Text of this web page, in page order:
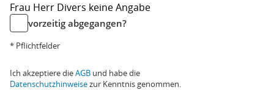
Frau Herr Divers keine Angabe
vorzeitig abgegangen?
* Pflichtfelder
Ich akzeptiere dieAGB und habe die
Datenschutzhinweisezur Kenntnis genommen.